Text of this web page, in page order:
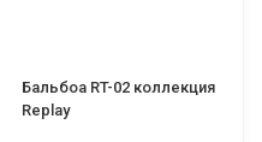
Бальбоа RT-02 коллекция
Replay